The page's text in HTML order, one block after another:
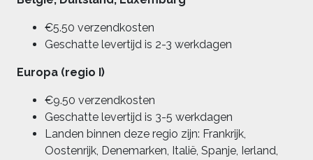
€5.50 verzendkosten
Geschatte levertijd is 2-3 werkdagen
Europa (regio I)
€9.50 verzendkosten
Geschatte levertijd is 3-5 werkdagen
Landen binnen deze regio zijn: Frankrijk,
Oostenrijk, Denemarken, Italië, Spanje, Ierland,